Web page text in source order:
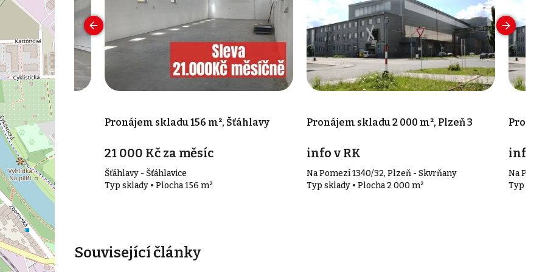
m², Plzeň
m²
Pronájem skladu 156 m², Šťáhlavy
21 000 Kč za měsíc
Šťáhlavy - Šťáhlavice
Typ sklady • Plocha 156 m²
Pronájem skladu 2 000 m², Plzeň 3
info v RK
Na Pomezí 1340/32, Plzeň - Skvrňany
Typ sklady • Plocha 2 000 m²
info v
Na
Typ
Související články